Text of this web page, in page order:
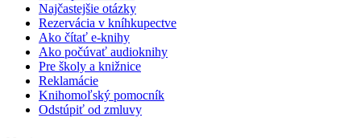
Najčastejšie otázky
Rezervácia v kníhkupectve
Ako čítať e-knihy
Ako počúvať audioknihy
Pre školy a knižnice
Reklamácie
Knihomoľský pomocník
Odstúpiť od zmluvy